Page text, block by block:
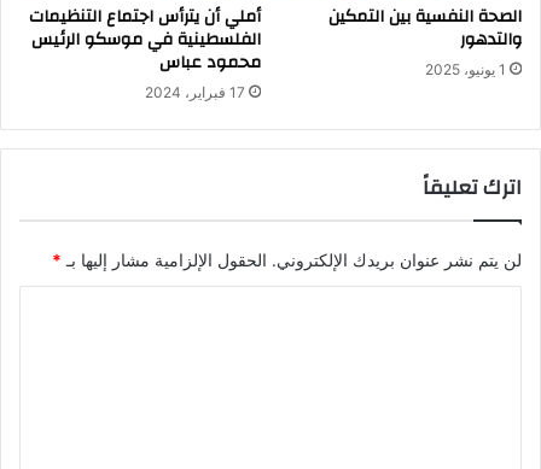
الصحة النفسية بين التمكين
والتدهور
1 يونيو، 2025
أملي أن يترأس اجتماع التنظيمات
الفلسطينية في موسكو الرئيس
محمود عباس
17 فبراير، 2024
اترك تعليقاً
لن يتم نشر عنوان بريدك الإلكتروني. الحقول الإلزامية مشار إليها بـ *